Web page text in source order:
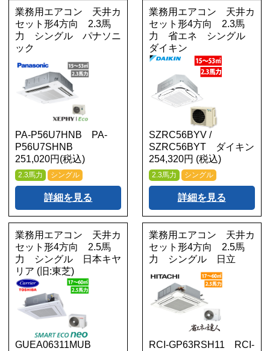
業務用エアコン 天井カ
セット形4方向 2.3馬
力 シングル パナソニ
ック
PA-P56U7HNB PA-
P56U7SHNB
251,020円(税込)
2.3馬力 シングル
詳細を見る
業務用エアコン 天井カ
セット形4方向 2.3馬
力 省エネ シングル
ダイキン
SZRC56BYV /
SZRC56BYT ダイキン
254,320円 (税込)
2.3馬力 シングル
詳細を見る
業務用エアコン 天井カ
セット形4方向 2.5馬
力 シングル 日本キヤ
リア (旧:東芝)
GUEA06311MUB
業務用エアコン 天井カ
セット形4方向 2.5馬
力 シングル 日立
RCI-GP63RSH11 RCI-